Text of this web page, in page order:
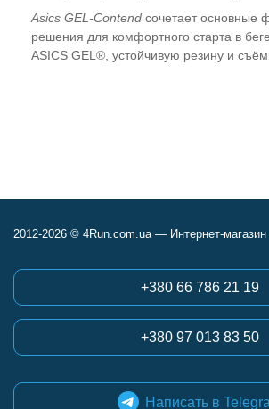
Asics GEL-Contend сочетает основные
решения для комфортного старта в
ASICS GEL®, устойчивую резину и
2012-2026 © 4Run.com.ua — Интернет-магазин
+380 66 786 21 19
+380 97 013 83 50
Написать в